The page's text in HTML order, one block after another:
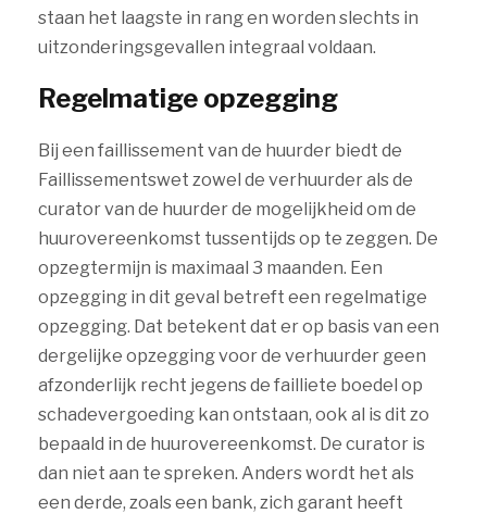
staan het laagste in rang en worden slechts in
uitzonderingsgevallen integraal voldaan.
Regelmatige opzegging
Bij een faillissement van de huurder biedt de
Faillissementswet zowel de verhuurder als de
curator van de huurder de mogelijkheid om de
huurovereenkomst tussentijds op te zeggen. De
opzegtermijn is maximaal 3 maanden. Een
opzegging in dit geval betreft een regelmatige
opzegging. Dat betekent dat er op basis van een
dergelijke opzegging voor de verhuurder geen
afzonderlijk recht jegens de failliete boedel op
schadevergoeding kan ontstaan, ook al is dit zo
bepaald in de huurovereenkomst. De curator is
dan niet aan te spreken. Anders wordt het als
een derde, zoals een bank, zich garant heeft